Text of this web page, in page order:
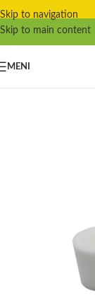
Skip to navigation
Skip to main content
MENI